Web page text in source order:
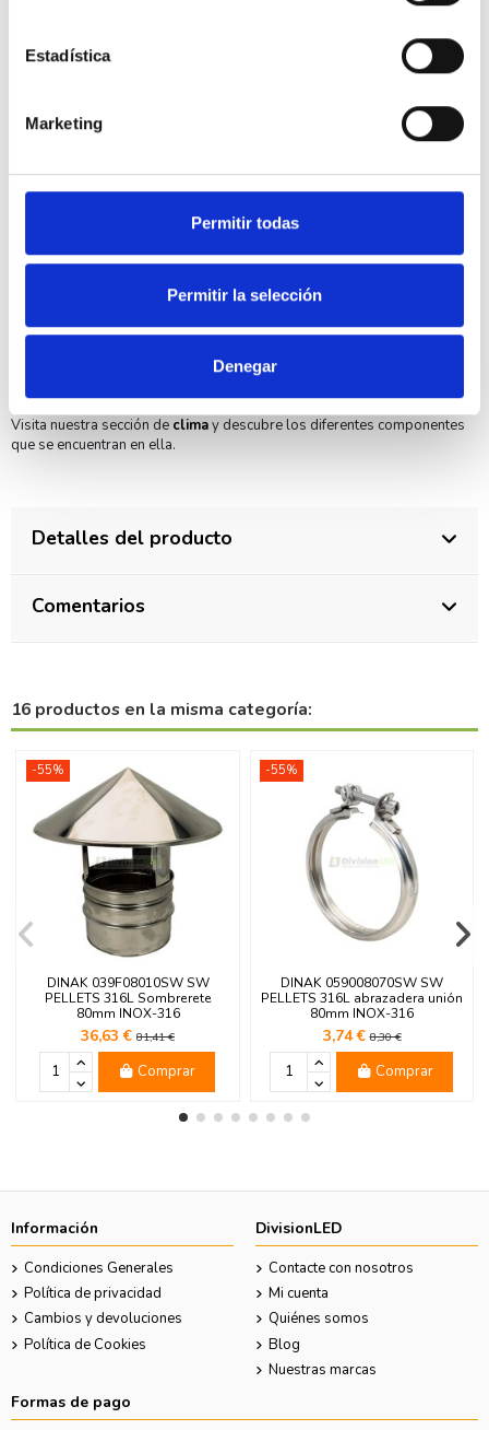
Estadística
Marketing
Permitir todas
Permitir la selección
Denegar
podrás realizar tus instalaciones de una manera profesional.
Aparte, tenemos diferentes soluciones donde podrás elegir los que
mejor se adapten a tu instalación.
Si tienes alguna duda respecto a los productos o respecto a cuestiones
técnicas de una instalación, nuestro departamento técnico podrá
asesorarte en lo que necesites.
Finalmente indicarte que nuestros productos son de una gran calidad ya
que distribuimos primeras marcas del mercado.
Visita nuestra sección de climay descubre los diferentes componentes
que se encuentran en ella.
Detalles del producto
Comentarios
16 productos en la misma categoría:
-55%
DINAK 039F08010SW SW
PELLETS 316L Sombrerete
80mm INOX-316
36,63 € 81,41 €
Comprar
-55%
DINAK 059008070SW SW
PELLETS 316L abrazadera unión
80mm INOX-316
3,74 €8,30 €
Comprar
Información
Condiciones Generales
Política de privacidad
Cambios y devoluciones
Política de Cookies
DivisionLED
Contacte con nosotros
Mi cuenta
Quiénes somos
Blog
Nuestras marcas
Formas de pago